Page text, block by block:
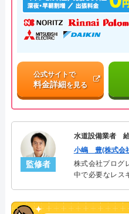
公式サイトで
料金詳細を見る
監修者
水道設備業者
小嶋 豊(株式会
株式会社プログ
中で必要なレス
決。多くのお客